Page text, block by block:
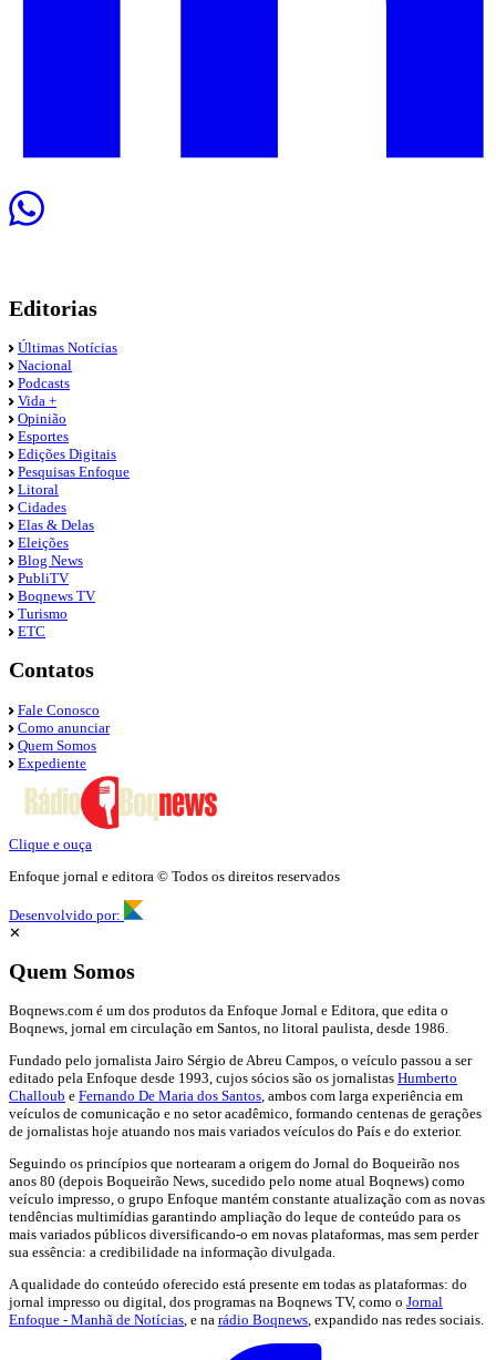
Editorias
Últimas Notícias
Nacional
Podcasts
Vida +
Opinião
Esportes
Edições Digitais
Pesquisas Enfoque
Litoral
Cidades
Elas & Delas
Eleições
Blog News
PubliTV
Boqnews TV
Turismo
ETC
Contatos
Fale Conosco
Como anunciar
Quem Somos
Expediente
Clique e ouça
Enfoque jornal e editora © Todos os direitos reservados
Desenvolvido por:
✕
Quem Somos
Boqnews.com é um dos produtos da Enfoque Jornal e Editora, que edita o
Boqnews, jornal em circulação em Santos, no litoral paulista, desde 1986.
Fundado pelo jornalista Jairo Sérgio de Abreu Campos, o veículo passou a ser
editado pela Enfoque desde 1993, cujos sócios são os jornalistas Humberto
Challoub e Fernando De Maria dos Santos , ambos com larga experiência em
veículos de comunicação e no setor acadêmico, formando centenas de gerações
de jornalistas hoje atuando nos mais variados veículos do País e do exterior.
Seguindo os princípios que nortearam a origem do Jornal do Boqueirão nos
anos 80 (depois Boqueirão News, sucedido pelo nome atual Boqnews) como
veículo impresso, o grupo Enfoque mantém constante atualização com as novas
tendências multimídias garantindo ampliação do leque de conteúdo para os
mais variados públicos diversificando-o em novas plataformas, mas sem perder
sua essência: a credibilidade na informação divulgada.
A qualidade do conteúdo oferecido está presente em todas as plataformas: do
jornal impresso ou digital, dos programas na Boqnews TV, como o Jornal
Enfoque - Manhã de Notícias , e na rádio Boqnews , expandido nas redes sociais.